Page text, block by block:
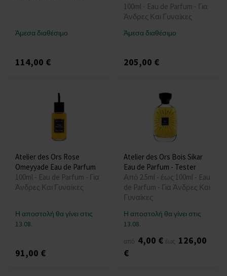
Άμεσα διαθέσιμο
114,00 €
100ml - Eau de Parfum - Για
Άνδρες Και Γυναίκες
Άμεσα διαθέσιμο
205,00 €
Atelier des Ors Rose
Omeyyade Eau de Parfum
100ml - Eau de Parfum - Για
Άνδρες Και Γυναίκες
Η αποστολή θα γίνει στις
13.08.
91,00 €
Atelier des Ors Bois Sikar
Eau de Parfum - Tester
Από 2.5ml - έως 100ml - Eau
de Parfum - Για Άνδρες Και
Γυναίκες
Η αποστολή θα γίνει στις
13.08.
από 4,00 € έως 126,00
€